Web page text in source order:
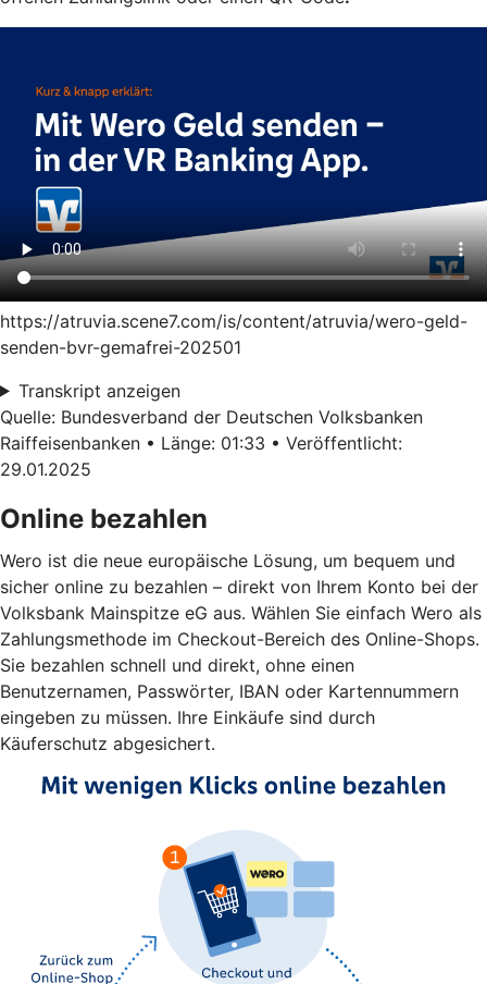
https://atruvia.scene7.com/is/content/atruvia/wero-geld-
senden-bvr-gemafrei-202501
Transkript anzeigen
Quelle: Bundesverband der Deutschen Volksbanken
Raiffeisenbanken • Länge: 01:33 • Veröffentlicht:
29.01.2025
Online bezahlen
Wero ist die neue europäische Lösung, um bequem und
sicher online zu bezahlen – direkt von Ihrem Konto bei der
Volksbank Mainspitze eG aus. Wählen Sie einfach Wero als
Zahlungsmethode im Checkout-Bereich des Online-Shops.
Sie bezahlen schnell und direkt, ohne einen
Benutzernamen, Passwörter, IBAN oder Kartennummern
eingeben zu müssen. Ihre Einkäufe sind durch
Käuferschutz abgesichert.